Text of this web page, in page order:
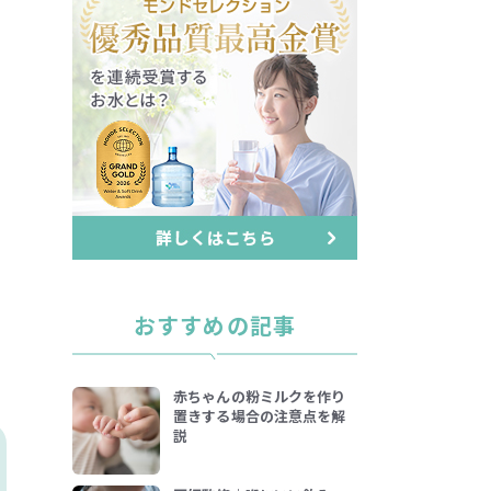
おすすめの記事
赤ちゃんの粉ミルクを作り
置きする場合の注意点を解
説